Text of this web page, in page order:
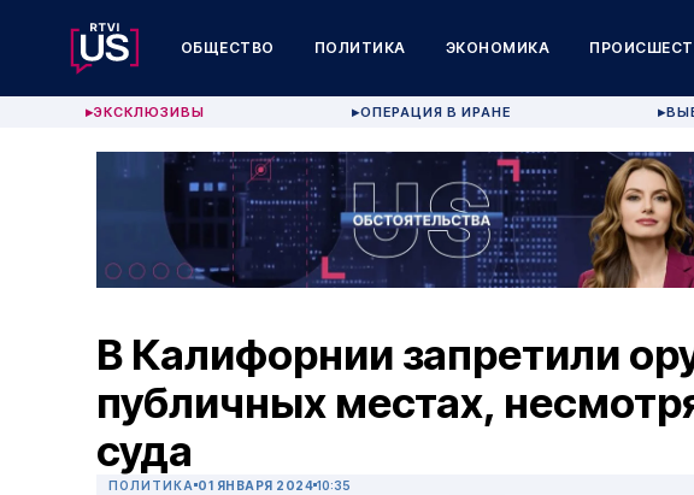
ОБЩЕСТВО ПОЛИТИКА ЭКОНОМИКА
▶ЭКСКЛЮЗИВЫ ▶ОПЕРАЦИЯ В ИРАНЕ ▶
В Калифорнии запретили
публичных местах,
суда
ПОЛИТИКА 01 ЯНВАРЯ 2024 10:35